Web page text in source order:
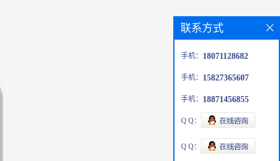
联系方式
手机： 18071128682
手机： 15827365607
手机： 18871456855
Q Q：
Q Q：